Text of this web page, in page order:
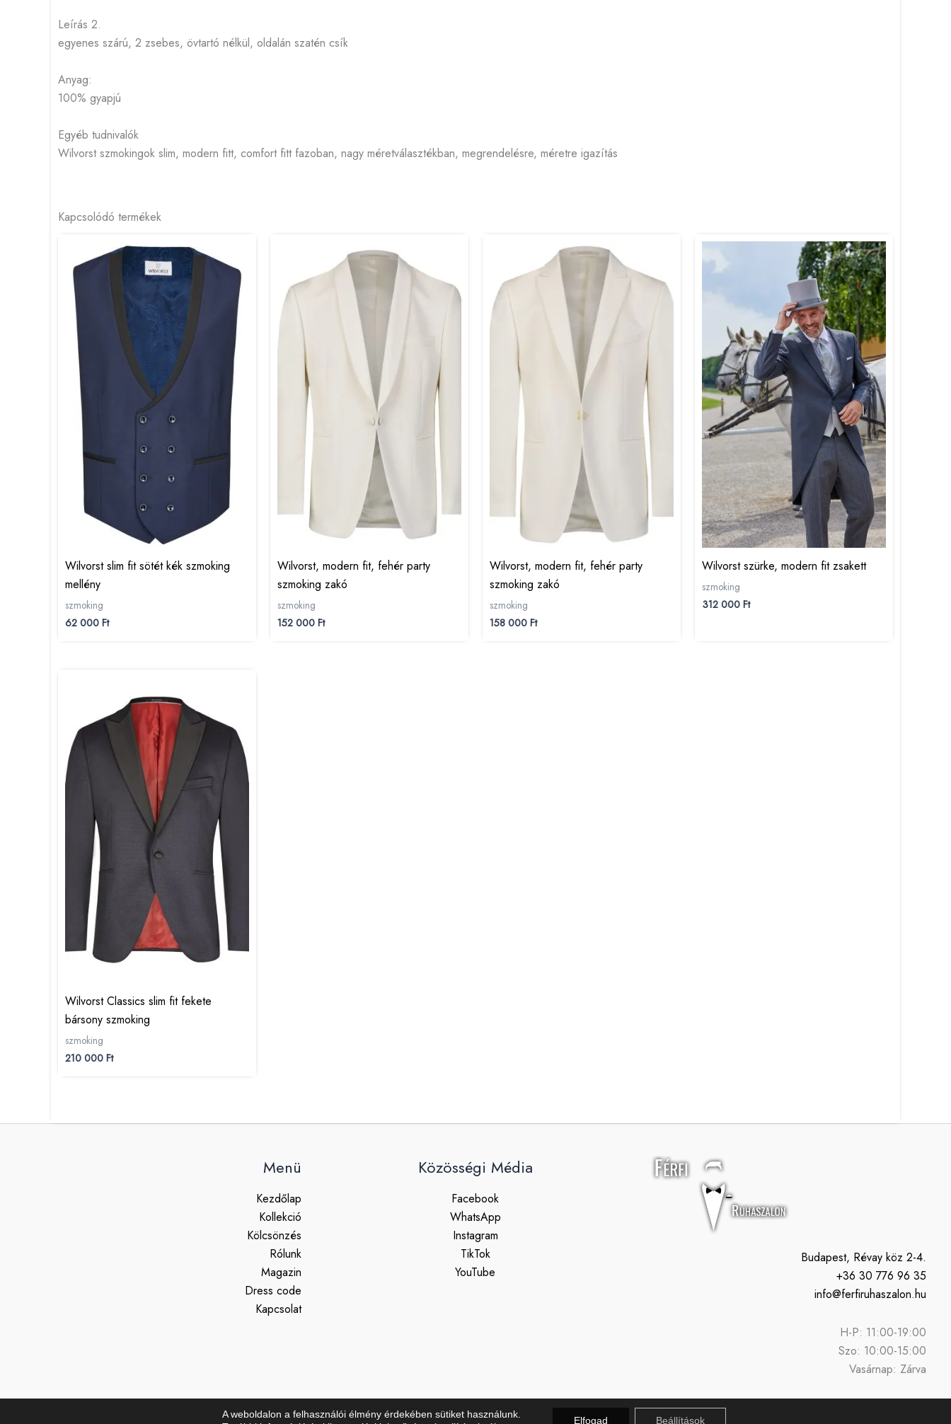
Leírás 2.
egyenes szárú, 2 zsebes, övtartó nélkül, oldalán szatén csík
Anyag:
100% gyapjú
Egyéb tudnivalók
Wilvorst szmokingok slim, modern fitt, comfort fitt fazoban, nagy méretválasztékban, megrendelésre, méretre igazítás
Kapcsolódó termékek
Wilvorst slim fit sötét kék szmoking
mellény
szmoking
62 000 Ft
Wilvorst, modern fit, fehér party
szmoking zakó
szmoking
152 000 Ft
Wilvorst, modern fit, fehér party
szmoking zakó
szmoking
158 000 Ft
Wilvorst szürke, modern fit zsakett
szmoking
312 000 Ft
Wilvorst Classics slim fit fekete
bársony szmoking
szmoking
210 000 Ft
Menü
Kezdőlap
Kollekció
Kölcsönzés
Rólunk
Magazin
Dress code
Kapcsolat
Közösségi Média
Facebook
WhatsApp
Instagram
TikTok
YouTube
Budapest, Révay köz 2-4.
+36 30 776 96 35
info@ferfiruhaszalon.hu
H-P: 11:00-19:00
Szo: 10:00-15:00
Vasárnap: Zárva
A weboldalon a felhasználói élmény érdekében sütiket használunk.
Elfogad Beállítások